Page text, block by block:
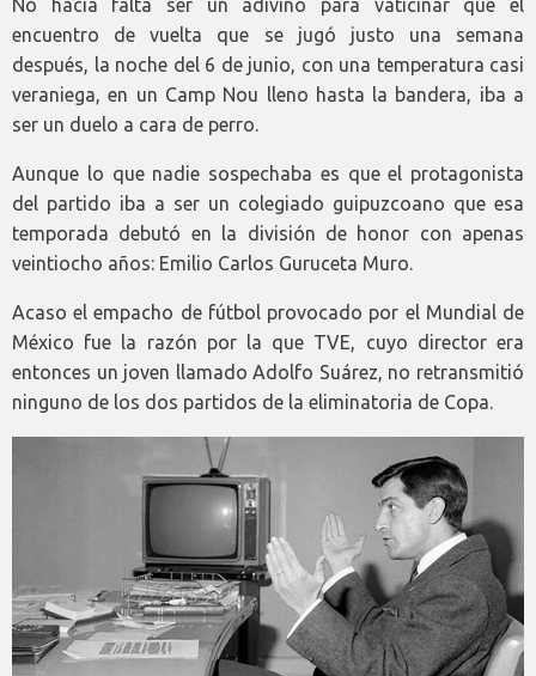
No hacía falta ser un adivino para vaticinar que el
encuentro de vuelta que se jugó justo una semana
después, la noche del 6 de junio, con una temperatura casi
veraniega, en un Camp Nou lleno hasta la bandera, iba a
ser un duelo a cara de perro.
Aunque lo que nadie sospechaba es que el protagonista
del partido iba a ser un colegiado guipuzcoano que esa
temporada debutó en la división de honor con apenas
veintiocho años: Emilio Carlos Guruceta Muro.
Acaso el empacho de fútbol provocado por el Mundial de
México fue la razón por la que TVE, cuyo director era
entonces un joven llamado Adolfo Suárez, no retransmitió
ninguno de los dos partidos de la eliminatoria de Copa.